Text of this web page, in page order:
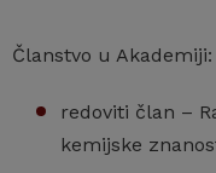
Članstvo u Akademiji:
redoviti član –
kemijske